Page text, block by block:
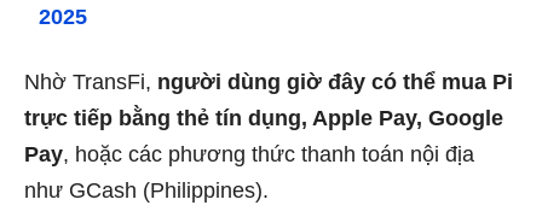
2025
Nhờ TransFi, người dùng giờ đây có thể mua Pi
trực tiếp bằng thẻ tín dụng, Apple Pay, Google
Pay, hoặc các phương thức thanh toán nội địa
như GCash (Philippines).